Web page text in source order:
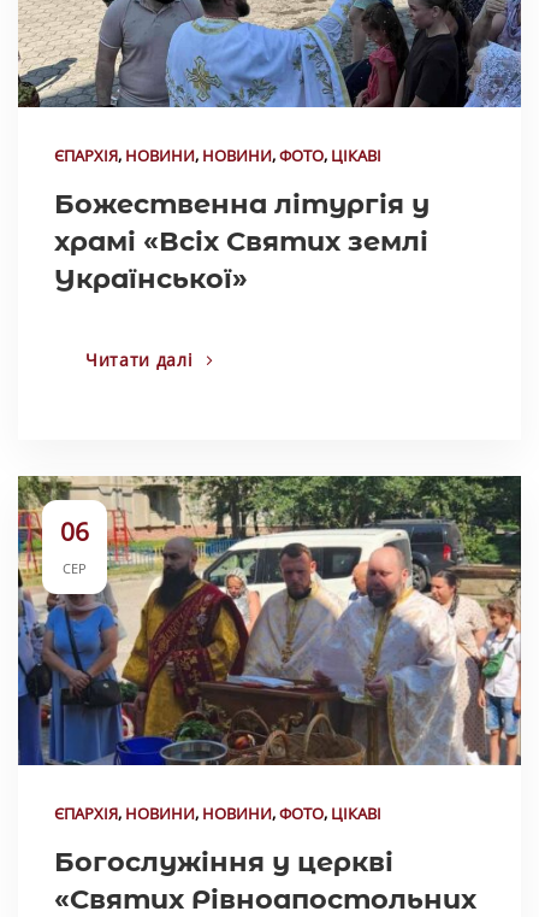
ЄПАРХІЯ, НОВИНИ, НОВИНИ,ФОТО, ЦІКАВІ
Божественна літургія у
храмі «Всіх Святих землі
Української»
Читати далі
06
СЕР
ЄПАРХІЯ, НОВИНИ, НОВИНИ,ФОТО, ЦІКАВІ
Богослужіння у церкві
«Святих Рівноапостольних